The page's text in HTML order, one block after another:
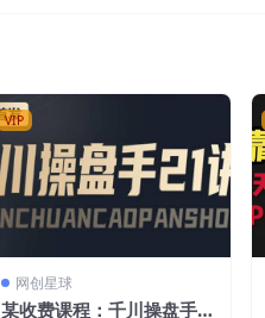
VIP
网创星球
某收费课程：千川操盘手实